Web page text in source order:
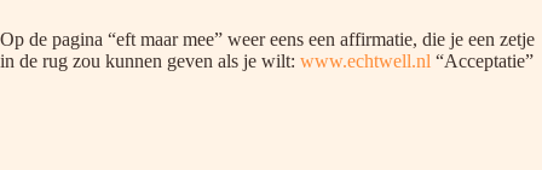
Op de pagina “eft maar mee” weer eens een affirmatie, die je een zetje
in de rug zou kunnen geven als je wilt: www.echtwell.nl “Acceptatie”